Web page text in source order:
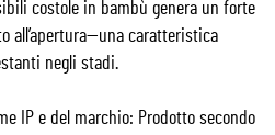
costole in bambù genera un forte
all’apertura—una caratteristica
negli stadi.
IP e del marchio: Prodotto secondo